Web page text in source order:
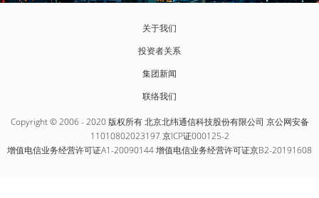
关于我们
投资者关系
集团新闻
联络我们
Copyright © 2006 - 2020 版权所有 北京北纬通信科技股份有限公司 京公网安备
11010802023197 京ICP证000125-2
增值电信业务经营许可证A1-20090144 增值电信业务经营许可证京B2-20191608